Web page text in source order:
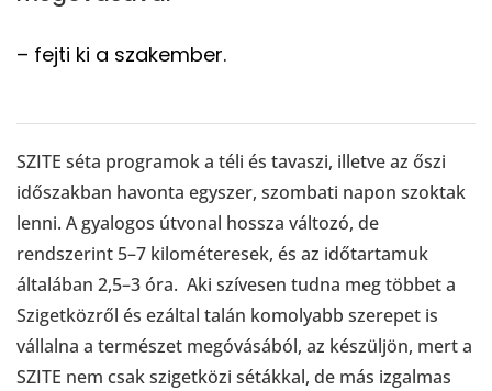
– fejti ki a szakember.
SZITE séta programok a téli és tavaszi, illetve az őszi
időszakban havonta egyszer, szombati napon szoktak
lenni. A gyalogos útvonal hossza változó, de
rendszerint 5–7 kilométeresek, és az időtartamuk
általában 2,5–3 óra. Aki szívesen tudna meg többet a
Szigetközről és ezáltal talán komolyabb szerepet is
vállalna a természet megóvásából, az készüljön, mert a
SZITE nem csak szigetközi sétákkal, de más izgalmas